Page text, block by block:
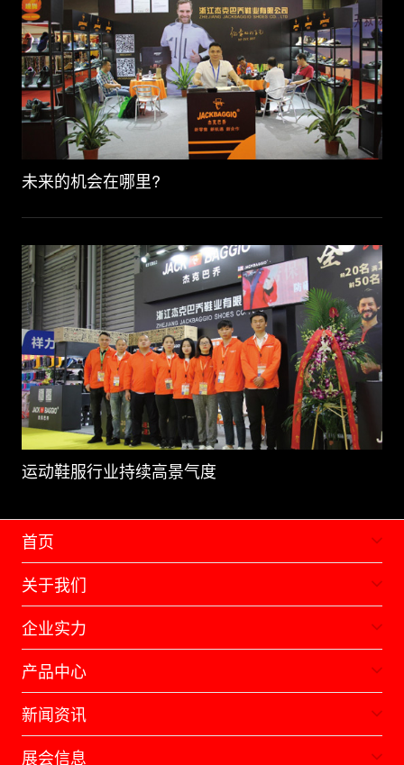
未来的机会在哪里?
运动鞋服行业持续高景气度
首页
关于我们
企业实力
产品中心
新闻资讯
展会信息